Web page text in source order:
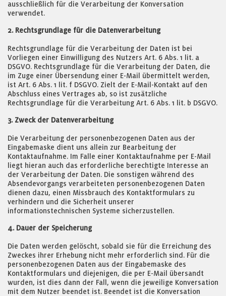
ausschließlich für die Verarbeitung der Konversation
verwendet.
2. Rechtsgrundlage für die Datenverarbeitung
Rechtsgrundlage für die Verarbeitung der Daten ist bei
Vorliegen einer Einwilligung des Nutzers Art. 6 Abs. 1 lit. a
DSGVO. Rechtsgrundlage für die Verarbeitung der Daten, die
im Zuge einer Übersendung einer E-Mail übermittelt werden,
ist Art. 6 Abs. 1 lit. f DSGVO. Zielt der E-Mail-Kontakt auf den
Abschluss eines Vertrages ab, so ist zusätzliche
Rechtsgrundlage für die Verarbeitung Art. 6 Abs. 1 lit. b DSGVO.
3. Zweck der Datenverarbeitung
Die Verarbeitung der personenbezogenen Daten aus der
Eingabemaske dient uns allein zur Bearbeitung der
Kontaktaufnahme. Im Falle einer Kontaktaufnahme per E-Mail
liegt hieran auch das erforderliche berechtigte Interesse an
der Verarbeitung der Daten. Die sonstigen während des
Absendevorgangs verarbeiteten personenbezogenen Daten
dienen dazu, einen Missbrauch des Kontaktformulars zu
verhindern und die Sicherheit unserer
informationstechnischen Systeme sicherzustellen.
4. Dauer der Speicherung
Die Daten werden gelöscht, sobald sie für die Erreichung des
Zweckes ihrer Erhebung nicht mehr erforderlich sind. Für die
personenbezogenen Daten aus der Eingabemaske des
Kontaktformulars und diejenigen, die per E-Mail übersandt
wurden, ist dies dann der Fall, wenn die jeweilige Konversation
mit dem Nutzer beendet ist. Beendet ist die Konversation